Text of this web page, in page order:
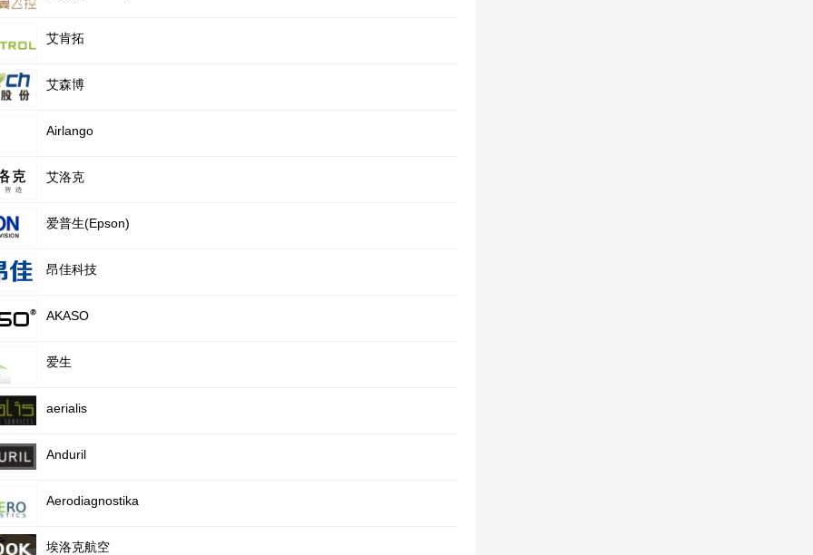
艾肯拓
艾森博
Airlango
艾洛克
爱普生(Epson)
昂佳科技
AKASO
爱生
aerialis
Anduril
Aerodiagnostika
埃洛克航空